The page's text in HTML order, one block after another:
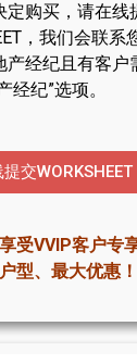
定购买，请在线
，我们会联系
产经纪且有客户
经纪”选项。
交WORKSHEET
受VVIP客户专
型、最大优惠！